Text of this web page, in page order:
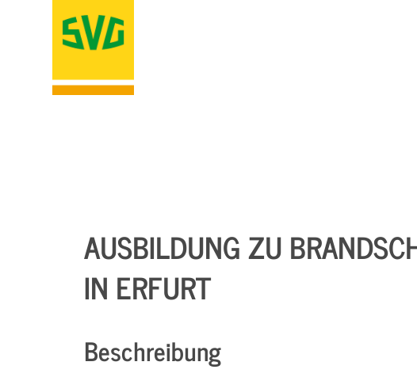
AUSBILDUNG ZU
IN ERFURT
Beschreibung